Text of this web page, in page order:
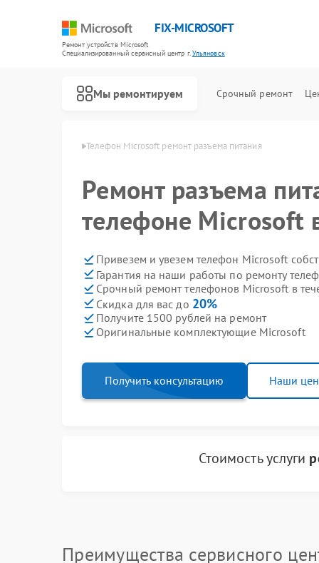
FIX-MICROSOFT
Ремонт устройств Microsoft
Специализированный cервисный центр г.Ульяновск
Мы ремонтируем Срочный ремонт
Телефон Microsoft ремонт разъема питания
Ремонт разъема
телефоне Microsoft
Привезем и увезем телефон Microsoft
Гарантия на наши работы по ремонту
Срочный ремонт телефонов Microsoft в
Скидка для вас до 20%
Получите 1500 рублей на ремонт
Оригинальные комплектующие Microsoft
Получить консультацию Наши
Стоимость услуги
Преимущества сервисного